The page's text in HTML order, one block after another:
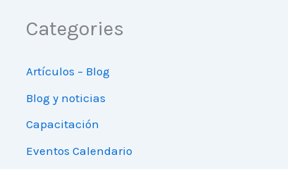
Categories
Artículos – Blog
Blog y noticias
Capacitación
Eventos Calendario